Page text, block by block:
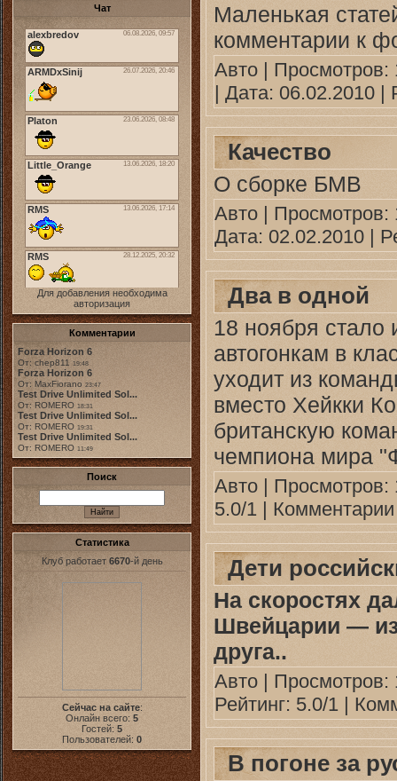
Чат
Для добавления необходима
авторизация
Комментарии
Forza Horizon 6
От: chep811 19:48
Forza Horizon 6
От: MaxFiorano 23:47
Test Drive Unlimited Sol...
От: ROMERO 18:31
Test Drive Unlimited Sol...
От: ROMERO 19:31
Test Drive Unlimited Sol...
От: ROMERO 11:49
Поиск
Статистика
Клуб работает 6670-й день
Сейчас на сайте:
Онлайн всего: 5
Гостей: 5
Пользователей: 0
Маленькая
комментарии к
Авто |
| Дата: 06.02.2010 |
Качество
О сборке БМВ
Авто | Просмотров:
Дата: 02.02.2010 |
Два в одной
18 ноября стало
автогонкам в
уходит из
вместо Хейкки
британскую
чемпиона мира
Авто |
5.0/1 |
Дети
На скоростях
Швейцарии —
друга..
Авто |
Рейтинг: 5.0/1 |
В погоне за